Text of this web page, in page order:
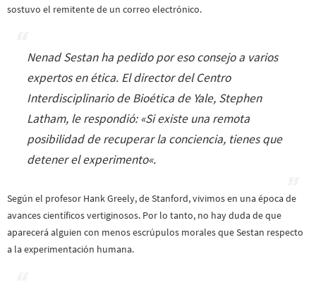
sostuvo el remitente de un correo electrónico.
Nenad Sestan ha pedido por eso consejo a varios
expertos en ética. El director del Centro
Interdisciplinario de Bioética de Yale, Stephen
Latham, le respondió: «Si existe una remota
posibilidad de recuperar la conciencia, tienes que
detener el experimento«.
Según el profesor Hank Greely, de Stanford, vivimos en una época de
avances científicos vertiginosos. Por lo tanto, no hay duda de que
aparecerá alguien con menos escrúpulos morales que Sestan respecto
a la experimentación humana.